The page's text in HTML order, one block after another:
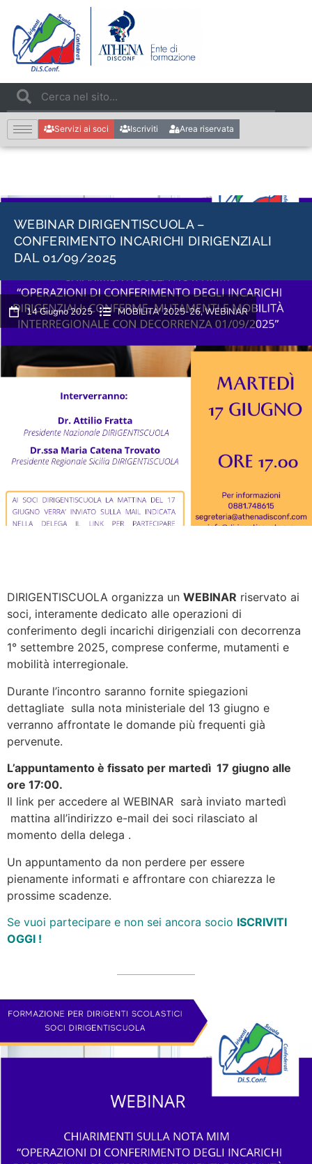
Servizi ai soci Iscriviti Area riservata
WEBINAR DIRIGENTISCUOLA –
CONFERIMENTO INCARICHI DIRIGENZIALI
DAL 01/09/2025
14 Giugno 2025 MOBILITA' 2025-26,WEBINAR
DIRIGENTISCUOLA organizza un WEBINAR riservato ai
soci, interamente dedicato alle operazioni di
conferimento degli incarichi dirigenziali con decorrenza
1° settembre 2025, comprese conferme, mutamenti e
mobilità interregionale.
Durante l’incontro saranno fornite spiegazioni
dettagliate sulla nota ministeriale del 13 giugno e
verranno affrontate le domande più frequenti già
pervenute.
L’appuntamento è fissato per martedì 17 giugno alle
ore 17:00.
Il link per accedere al WEBINAR sarà inviato martedì
mattina all’indirizzo e-mail dei soci rilasciato al
momento della delega .
Un appuntamento da non perdere per essere
pienamente informati e affrontare con chiarezza le
prossime scadenze.
Se vuoi partecipare e non sei ancora socio ISCRIVITI
OGGI !